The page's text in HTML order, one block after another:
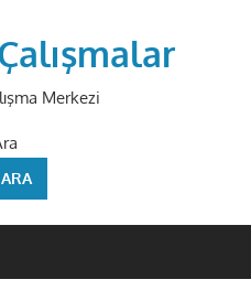
Merkezi
ARA